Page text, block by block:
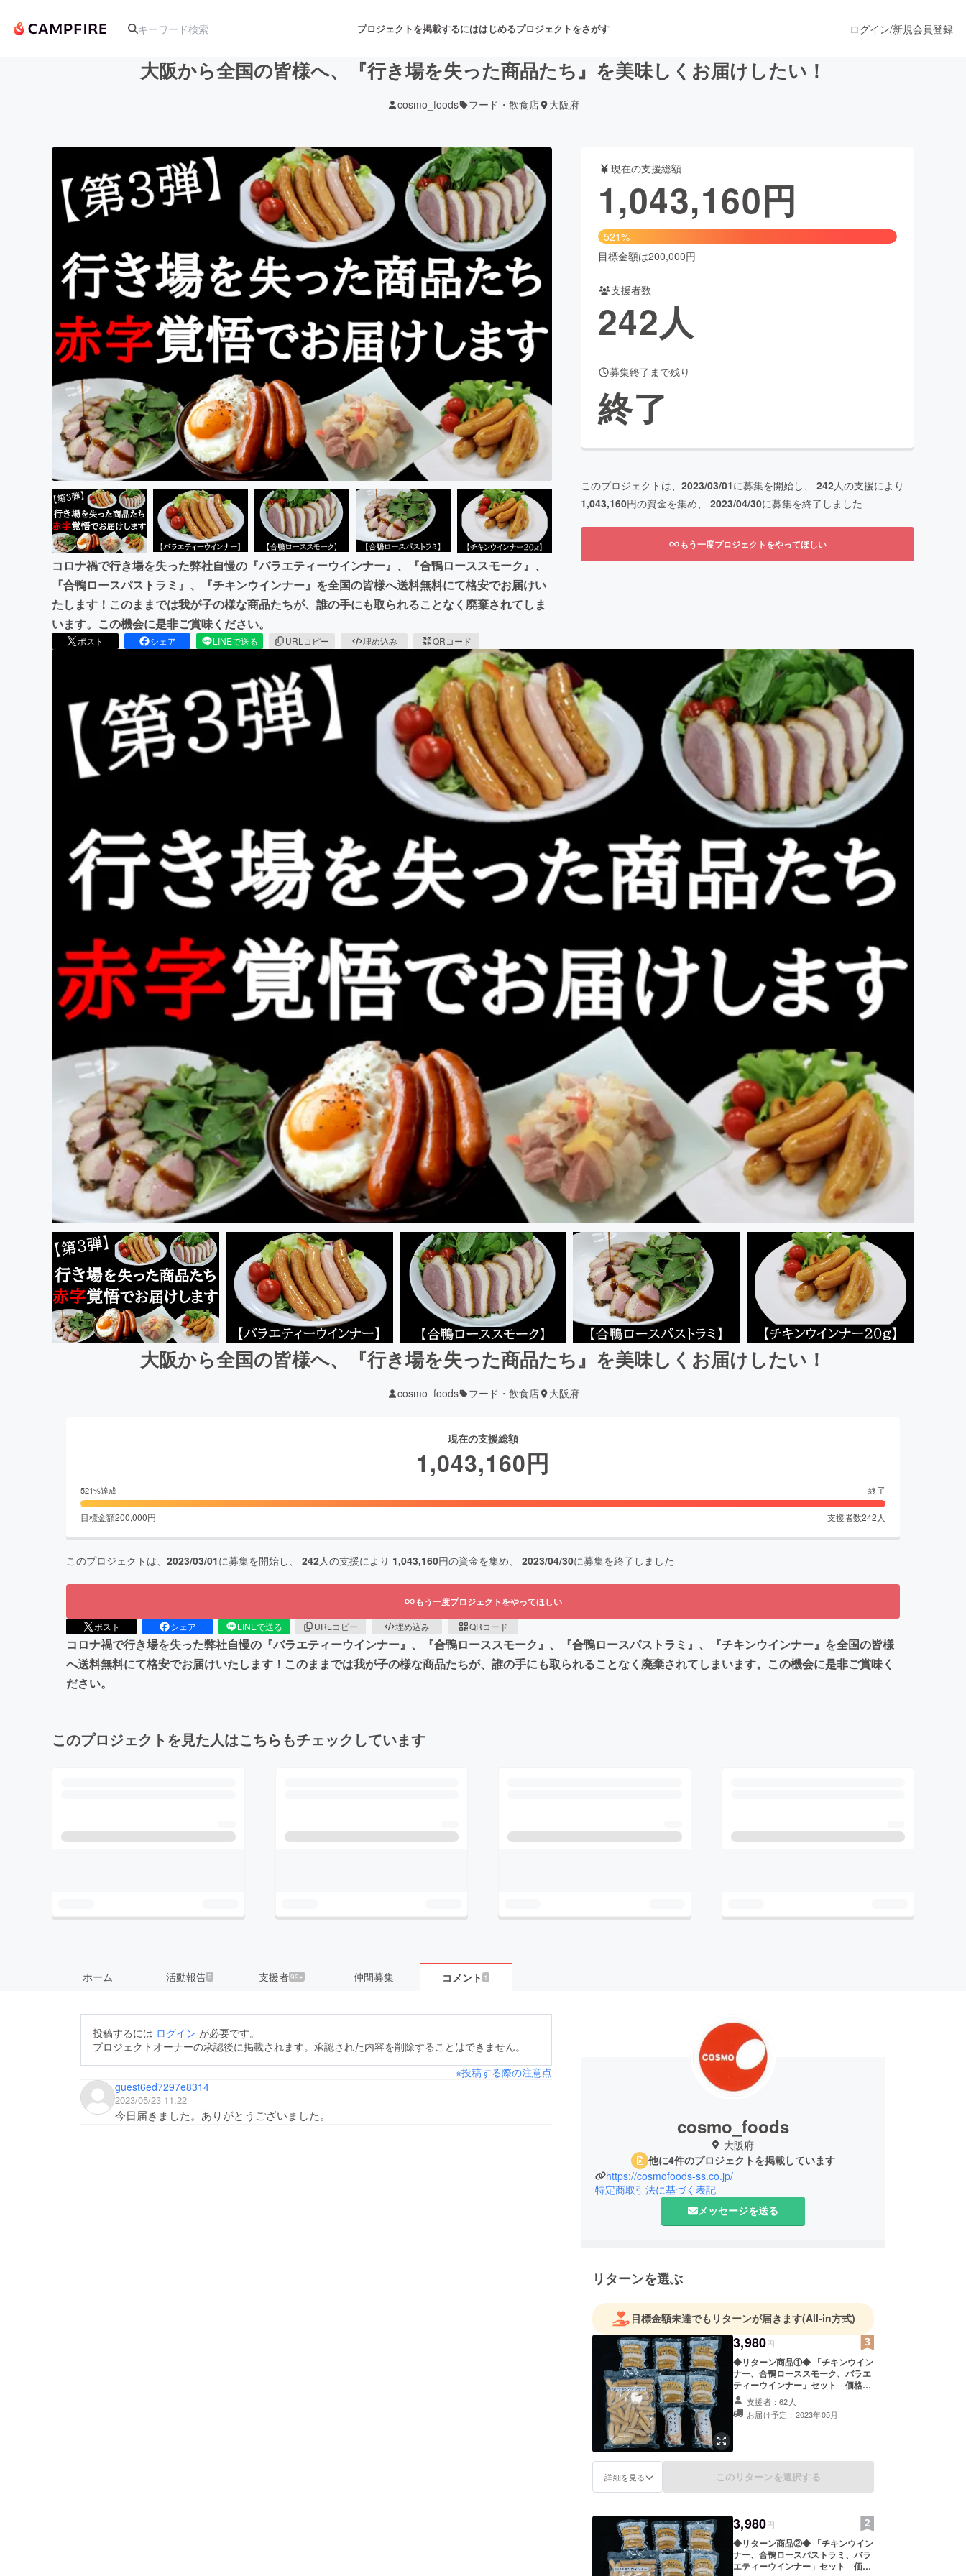
プロジェクトを掲載するにははじめるプロジェクトをさがす
アート・写真 音楽 舞台・パフォーマンス
テクノロジー・ガジェット ゲーム・サービス開発 フード・飲食店 ファッション
映像・映画 書籍・雑誌出版
ビジネス・起業 チャレンジ ビューティー・ヘルスケア
まちづくり・地域活性化
CAMPFIRE for Social GoodCAMPFIRE Creation
CAMPFIREふるさと納税machi-ya コミュニティ
ログイン/新規会員登録
大阪から全国の皆様へ、『行き場を失った商品たち』を美味しくお届けしたい！
cosmo_foods フード・飲食店 大阪府
コロナ禍で行き場を失った弊社自慢の『バラエティーウインナー』、『合鴨ローススモーク』、
『合鴨ロースパストラミ』、『チキンウインナー』を全国の皆様へ送料無料にて格安でお届けい
たします！このままでは我が子の様な商品たちが、誰の手にも取られることなく廃棄されてしま
います。この機会に是非ご賞味ください。
ポスト シェア LINEで送る URLコピー 埋め込み QRコード
現在の支援総額
1,043,160円
521%
目標金額は200,000円
支援者数
242人
募集終了まで残り
終了
このプロジェクトは、 2023/03/01に募集を開始し、 242人の支援により
1,043,160円の資金を集め、 2023/04/30に募集を終了しました
もう一度プロジェクトをやってほしい
大阪から全国の皆様へ、『行き場を失った商品たち』を美味しくお届けしたい！
cosmo_foods フード・飲食店 大阪府
現在の支援総額
1,043,160円
521%達成 終了
目標金額200,000円 支援者数242 人
このプロジェクトは、 2023/03/01に募集を開始し、 242人の支援により 1,043,160円の資金を集め、 2023/04/30に募集を終了しました
もう一度プロジェクトをやってほしい
ポスト シェア LINEで送る URLコピー 埋め込み QRコード
コロナ禍で行き場を失った弊社自慢の『バラエティーウインナー』、『合鴨ローススモーク』、『合鴨ロースパストラミ』、『チキンウインナー』を全国の皆様
へ送料無料にて格安でお届けいたします！このままでは我が子の様な商品たちが、誰の手にも取られることなく廃棄されてしまいます。この機会に是非ご賞味く
ださい。
このプロジェクトを見た人はこちらもチェックしています
ホーム 活動報告9 支援者99+ 仲間募集 コメント 1
投稿するには ログイン が必要です。
プロジェクトオーナーの承認後に掲載されます。承認された内容を削除することはできません。
※投稿する際の注意点
guest6ed7297e8314
2023/05/23 11:22
今日届きました。ありがとうございました。 cosmo_foods
大阪府
他に4件のプロジェクトを掲載しています
https://cosmofoods-ss.co.jp/
特定商取引法に基づく表記
メッセージを送る
リターンを選ぶ
目標金額未達でもリターンが届きます(All-in方式)
3,980円
◆リターン商品①◆ 「チキンウイン
ナー、合鴨ローススモーク、バラエ
ティーウインナー」セット 価格：
3,980円 【内容量】 ・チキンウイ
ンナー 1㎏×1パック ・合鴨
ローススモーク 200g×2パッ
【賞味期限】 ・チキンウイン
ナー 2023年7月3日、12月8
日、4月30日、5月1日、5月2日 ※賞
味期限に関しては、上記に記載され
ているどれかになります。 ※配送準
備してく順番で変わります。予めご
了承ください。
支援者：62人
お届け予定：2023年05月
詳細を見る このリターンを選択する
3,980円
◆リターン商品②◆ 「チキンウイン
ナー、合鴨ロースパストラミ、バラ
エティーウインナー」セット 価